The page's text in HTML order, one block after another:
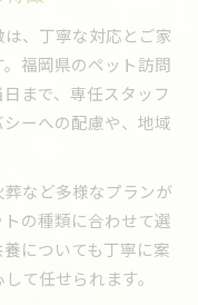
、丁寧な対応とご家
福岡県のペット訪問
まで、専任スタッフ
ーへの配慮や、地域
など多様なプランが
の種類に合わせて選
についても丁寧に案
て任せられます。